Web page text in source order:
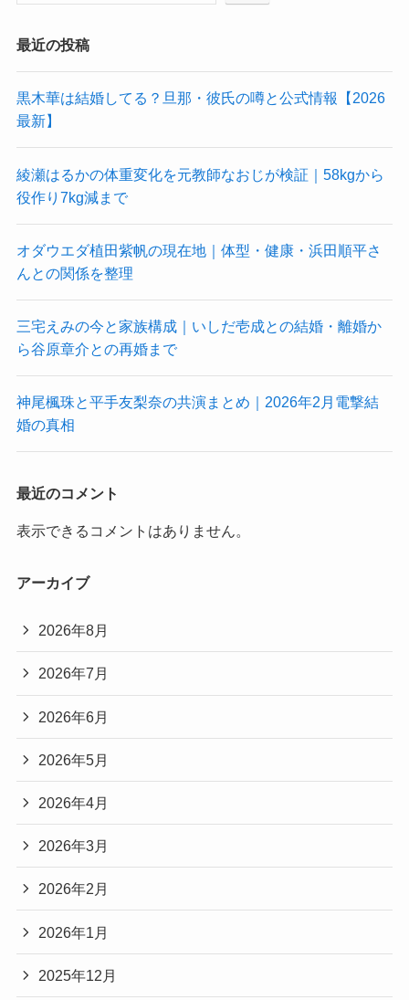
最近の投稿
黒木華は結婚してる？旦那・彼氏の噂と公式情報【2026
最新】
綾瀬はるかの体重変化を元教師なおじが検証｜58kgから
役作り7kg減まで
オダウエダ植田紫帆の現在地｜体型・健康・浜田順平さ
んとの関係を整理
三宅えみの今と家族構成｜いしだ壱成との結婚・離婚か
ら谷原章介との再婚まで
神尾楓珠と平手友梨奈の共演まとめ｜2026年2月電撃結
婚の真相
最近のコメント
表示できるコメントはありません。
アーカイブ
2026年8月
2026年7月
2026年6月
2026年5月
2026年4月
2026年3月
2026年2月
2026年1月
2025年12月